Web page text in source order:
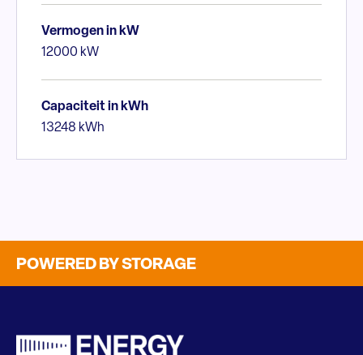
Vermogen in kW
12000 kW
Capaciteit in kWh
13248 kWh
POWERED BY STORAGE